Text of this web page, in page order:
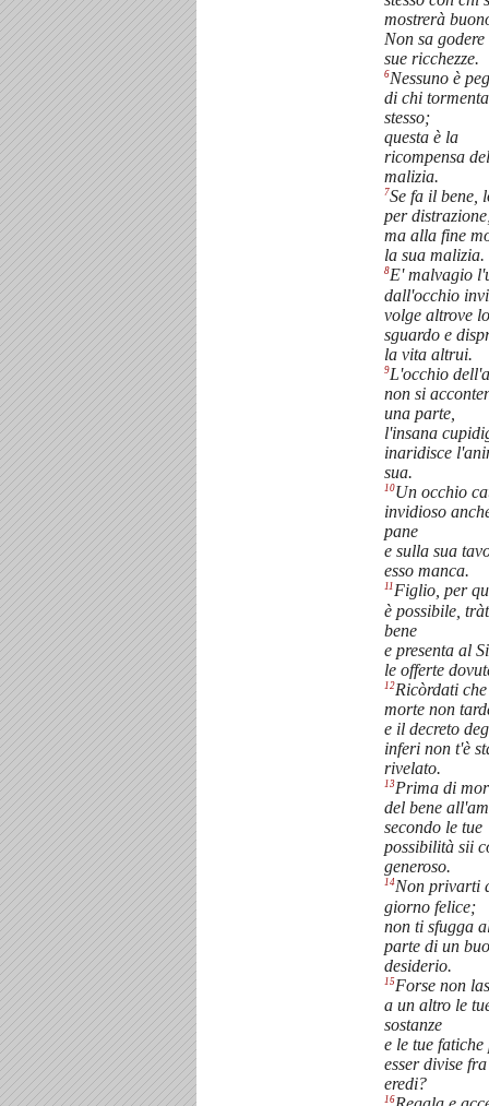
mostrerà
Non sa godere
sue ricchezze.
6Nessuno è
di chi
stesso;
questa è la
ricompensa
malizia.
7Se fa il bene,
per
ma alla fine
la sua malizia.
8E' malvagio
dall'occhio
volge altrove lo
sguardo e
la vita altrui.
9L'occhio
non si
una parte,
l'insana
inaridisce
sua.
10Un occhio
invidioso
pane
e sulla sua
esso manca.
11Figlio, per
è possibile,
bene
e presenta al
le offerte
12Ricòrdati
morte non
e il decreto
inferi non t'è
rivelato.
13Prima di
del bene
secondo le tue
possibilità sii
generoso.
14Non privarti
giorno felice;
non ti sfugga
parte di un
desiderio.
15Forse non
a un altro le
sostanze
e le tue fatiche
esser divise
eredi?
16